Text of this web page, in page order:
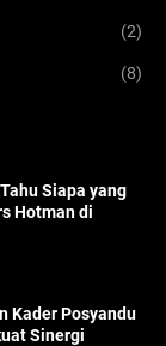
(2)
(8)
Siapa yang
Hotman di
Kader Posyandu
Sinergi